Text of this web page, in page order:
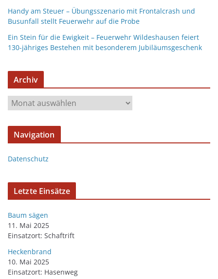
Handy am Steuer – Übungsszenario mit Frontalcrash und
Busunfall stellt Feuerwehr auf die Probe
Ein Stein für die Ewigkeit – Feuerwehr Wildeshausen feiert
130-jähriges Bestehen mit besonderem Jubiläumsgeschenk
Archiv
Navigation
Datenschutz
Letzte Einsätze
Baum sägen
11. Mai 2025
Einsatzort: Schaftrift
Heckenbrand
10. Mai 2025
Einsatzort: Hasenweg